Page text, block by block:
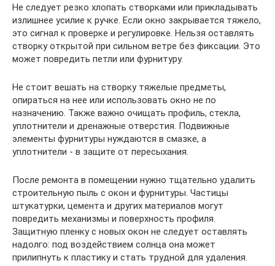
Не следует резко хлопать створками или прикладывать
излишнее усилие к ручке. Если окно закрывается тяжело,
это сигнал к проверке и регулировке. Нельзя оставлять
створку открытой при сильном ветре без фиксации. Это
может повредить петли или фурнитуру.
Не стоит вешать на створку тяжелые предметы,
опираться на нее или использовать окно не по
назначению. Также важно очищать профиль, стекла,
уплотнители и дренажные отверстия. Подвижные
элементы фурнитуры нуждаются в смазке, а
уплотнители - в защите от пересыхания.
После ремонта в помещении нужно тщательно удалить
строительную пыль с окон и фурнитуры. Частицы
штукатурки, цемента и других материалов могут
повредить механизмы и поверхность профиля.
Защитную пленку с новых окон не следует оставлять
надолго: под воздействием солнца она может
прилипнуть к пластику и стать трудной для удаления.